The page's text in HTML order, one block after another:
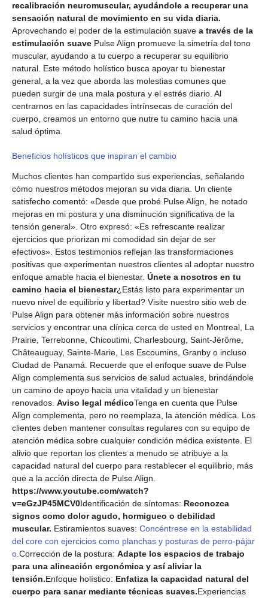
recalibración neuromuscular, ayudándole a recuperar una
sensación natural de movimiento en su vida diaria.
Aprovechando el poder de la estimulación suave a través de la
estimulación suave Pulse Align promueve la simetría del tono
muscular, ayudando a tu cuerpo a recuperar su equilibrio
natural. Este método holístico busca apoyar tu bienestar
general, a la vez que aborda las molestias comunes que
pueden surgir de una mala postura y el estrés diario. Al
centrarnos en las capacidades intrínsecas de curación del
cuerpo, creamos un entorno que nutre tu camino hacia una
salud óptima.
Beneficios holísticos que inspiran el cambio
Muchos clientes han compartido sus experiencias, señalando
cómo nuestros métodos mejoran su vida diaria. Un cliente
satisfecho comentó: «Desde que probé Pulse Align, he notado
mejoras en mi postura y una disminución significativa de la
tensión general». Otro expresó: «Es refrescante realizar
ejercicios que priorizan mi comodidad sin dejar de ser
efectivos». Estos testimonios reflejan las transformaciones
positivas que experimentan nuestros clientes al adoptar nuestro
enfoque amable hacia el bienestar. Únete a nosotros en tu
camino hacia el bienestar¿Estás listo para experimentar un
nuevo nivel de equilibrio y libertad? Visite nuestro sitio web de
Pulse Align para obtener más información sobre nuestros
servicios y encontrar una clínica cerca de usted en Montreal, La
Prairie, Terrebonne, Chicoutimi, Charlesbourg, Saint-Jérôme,
Châteauguay, Sainte-Marie, Les Escoumins, Granby o incluso
Ciudad de Panamá. Recuerde que el enfoque suave de Pulse
Align complementa sus servicios de salud actuales, brindándole
un camino de apoyo hacia una vitalidad y un bienestar
renovados. Aviso legal médicoTenga en cuenta que Pulse
Align complementa, pero no reemplaza, la atención médica. Los
clientes deben mantener consultas regulares con su equipo de
atención médica sobre cualquier condición médica existente. El
alivio que reportan los clientes a menudo se atribuye a la
capacidad natural del cuerpo para restablecer el equilibrio, más
que a la acción directa de Pulse Align.
https://www.youtube.com/watch?
v=eGzJP45MCV0Identificación de síntomas: Reconozca
signos como dolor agudo, hormigueo o debilidad
muscular. Estiramientos suaves: Concéntrese en la estabilidad
del core con ejercicios como planchas y posturas de perro-pájar
o. Corrección de la postura: Adapte los espacios de trabajo
para una alineación ergonómica y así aliviar la
tensión.Enfoque holístico: Enfatiza la capacidad natural del
cuerpo para sanar mediante técnicas suaves.Experiencias